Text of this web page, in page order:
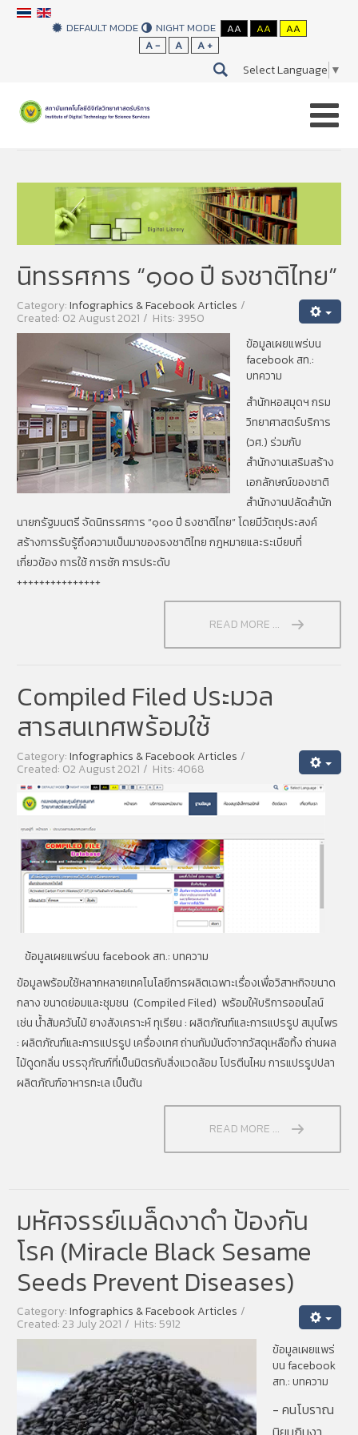
DEFAULT MODE NIGHT MODE AA AA
AA
A -
A A +
Select Language ▼
นิทรรศการ “๑๐๐ ปี ธงชาติไทย”
Category:Infographics & Facebook Articles
Created: 02 August 2021
Hits: 3950
ข้อมูลเผยแพร่บน
facebook สท.:
บทความ
สำนักหอสมุดฯ กรม
วิทยาศาสตร์บริการ
(วศ.) ร่วมกับ
สำนักงานเสริมสร้าง
เอกลักษณ์ของชาติ
สำนักงานปลัดสำนัก
นายกรัฐมนตรี จัดนิทรรศการ “๑๐๐ ปี ธงชาติไทย” โดยมีวัตถุประสงค์
สร้างการรับรู้ถึงความเป็นมาของธงชาติไทย กฎหมายและระเบียบที่
เกี่ยวข้อง การใช้ การชัก การประดับ
+++++++++++++++
READ MORE ...
Compiled Filed ประมวล
สารสนเทศพร้อมใช้
Category:Infographics & Facebook Articles
Created: 02 August 2021 Hits: 4068
ข้อมูลเผยแพร่บน facebook สท.:บทความ
ข้อมูลพร้อมใช้หลากหลายเทคโนโลยีการผลิตเฉพาะเรื่องเพื่อวิสาหกิจขนาด
กลาง ขนาดย่อมและชุมชน (Compiled Filed) พร้อมให้บริการออนไลน์
เช่น น้ำส้มควันไม้ ยางสังเคราะห์ ทุเรียน : ผลิตภัณฑ์และการแปรรูป สมุนไพร
: ผลิตภัณฑ์และการแปรรูป เครื่องเทศ ถ่านกัมมันต์จากวัสดุเหลือทิ้ง ถ่านผล
ไม้ดูดกลิ่น บรรจุภัณฑ์ที่เป็นมิตรกับสิ่งแวดล้อม โปรตีนไหม การแปรรูปปลา
ผลิตภัณฑ์อาหารทะเล เป็นต้น
READ MORE ...
มหัศจรรย์เมล็ดงาดำ ป้องกัน
โรค (Miracle Black Sesame
Seeds Prevent Diseases)
Category:Infographics & Facebook Articles
Created: 23 July 2021
Hits: 5912
ข้อมูลเผยแพร่
บน facebook
สท.:บทความ
- คนโบราณ